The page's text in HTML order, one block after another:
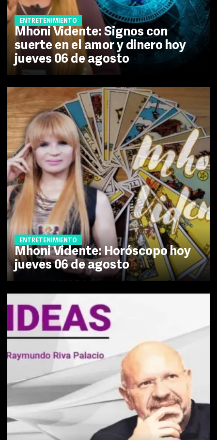
ENTRETENIMIENTO
Mhoni Vidente: Signos con
suerte en el amor y dinero hoy
jueves 06 de agosto
ENTRETENIMIENTO
Mhoni Vidente: Horóscopo hoy
jueves 06 de agosto